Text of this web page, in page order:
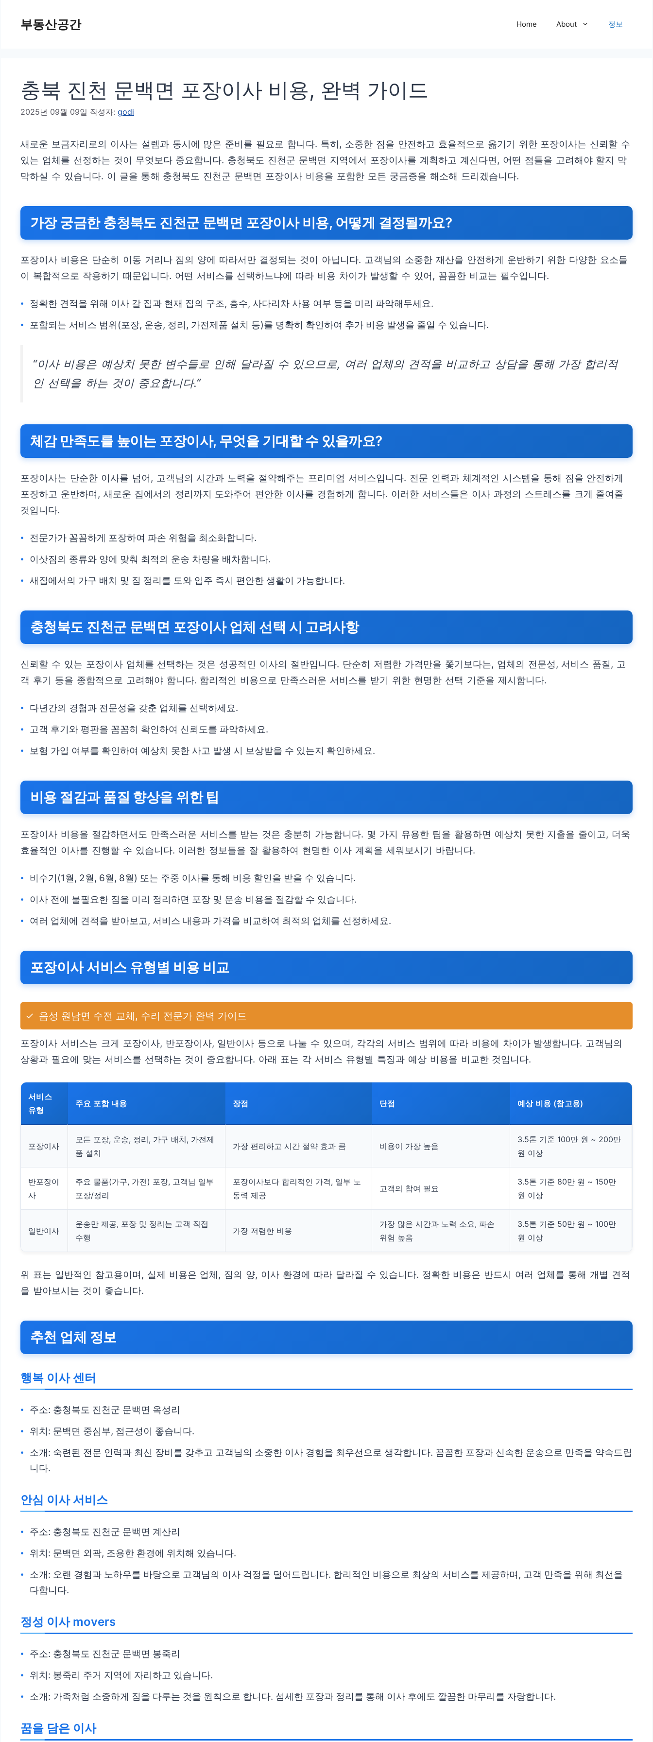
부동산공간 Home About 정보
충북 진천 문백면 포장이사 비용, 완벽 가이드
2025년 09월 09일 작성자: godi
새로운 보금자리로의 이사는 설렘과 동시에 많은 준비를 필요로 합니다. 특히, 소중한 짐을 안전하고 효율적으로 옮기기 위한 포장이사는 신뢰할 수
있는 업체를 선정하는 것이 무엇보다 중요합니다. 충청북도 진천군 문백면 지역에서 포장이사를 계획하고 계신다면, 어떤 점들을 고려해야 할지 막
막하실 수 있습니다. 이 글을 통해 충청북도 진천군 문백면 포장이사 비용을 포함한 모든 궁금증을 해소해 드리겠습니다.
가장 궁금한 충청북도 진천군 문백면 포장이사 비용, 어떻게 결정될까요?
포장이사 비용은 단순히 이동 거리나 짐의 양에 따라서만 결정되는 것이 아닙니다. 고객님의 소중한 재산을 안전하게 운반하기 위한 다양한 요소들
이 복합적으로 작용하기 때문입니다. 어떤 서비스를 선택하느냐에 따라 비용 차이가 발생할 수 있어, 꼼꼼한 비교는 필수입니다.
정확한 견적을 위해 이사 갈 집과 현재 집의 구조, 층수, 사다리차 사용 여부 등을 미리 파악해두세요.
포함되는 서비스 범위(포장, 운송, 정리, 가전제품 설치 등)를 명확히 확인하여 추가 비용 발생을 줄일 수 있습니다.
“이사 비용은 예상치 못한 변수들로 인해 달라질 수 있으므로, 여러 업체의 견적을 비교하고 상담을 통해 가장 합리적
인 선택을 하는 것이 중요합니다.”
체감 만족도를 높이는 포장이사, 무엇을 기대할 수 있을까요?
포장이사는 단순한 이사를 넘어, 고객님의 시간과 노력을 절약해주는 프리미엄 서비스입니다. 전문 인력과 체계적인 시스템을 통해 짐을 안전하게
포장하고 운반하며, 새로운 집에서의 정리까지 도와주어 편안한 이사를 경험하게 합니다. 이러한 서비스들은 이사 과정의 스트레스를 크게 줄여줄
것입니다.
전문가가 꼼꼼하게 포장하여 파손 위험을 최소화합니다.
이삿짐의 종류와 양에 맞춰 최적의 운송 차량을 배차합니다.
새집에서의 가구 배치 및 짐 정리를 도와 입주 즉시 편안한 생활이 가능합니다.
충청북도 진천군 문백면 포장이사 업체 선택 시 고려사항
신뢰할 수 있는 포장이사 업체를 선택하는 것은 성공적인 이사의 절반입니다. 단순히 저렴한 가격만을 쫓기보다는, 업체의 전문성, 서비스 품질, 고
객 후기 등을 종합적으로 고려해야 합니다. 합리적인 비용으로 만족스러운 서비스를 받기 위한 현명한 선택 기준을 제시합니다.
다년간의 경험과 전문성을 갖춘 업체를 선택하세요.
고객 후기와 평판을 꼼꼼히 확인하여 신뢰도를 파악하세요.
보험 가입 여부를 확인하여 예상치 못한 사고 발생 시 보상받을 수 있는지 확인하세요.
비용 절감과 품질 향상을 위한 팁
포장이사 비용을 절감하면서도 만족스러운 서비스를 받는 것은 충분히 가능합니다. 몇 가지 유용한 팁을 활용하면 예상치 못한 지출을 줄이고, 더욱
효율적인 이사를 진행할 수 있습니다. 이러한 정보들을 잘 활용하여 현명한 이사 계획을 세워보시기 바랍니다.
비수기(1월, 2월, 6월, 8월) 또는 주중 이사를 통해 비용 할인을 받을 수 있습니다.
이사 전에 불필요한 짐을 미리 정리하면 포장 및 운송 비용을 절감할 수 있습니다.
여러 업체에 견적을 받아보고, 서비스 내용과 가격을 비교하여 최적의 업체를 선정하세요.
포장이사 서비스 유형별 비용 비교
✓ 음성 원남면 수전 교체, 수리 전문가 완벽 가이드
포장이사 서비스는 크게 포장이사, 반포장이사, 일반이사 등으로 나눌 수 있으며, 각각의 서비스 범위에 따라 비용에 차이가 발생합니다. 고객님의
상황과 필요에 맞는 서비스를 선택하는 것이 중요합니다. 아래 표는 각 서비스 유형별 특징과 예상 비용을 비교한 것입니다.
서비스
유형
주요 포함 내용 장점 단점 예상 비용 (참고용)
포장이사
모든 포장, 운송, 정리, 가구 배치, 가전제
품 설치
가장 편리하고 시간 절약 효과 큼 비용이 가장 높음
3.5톤 기준 100만 원 ~ 200만
원 이상
반포장이
사
주요 물품(가구, 가전) 포장, 고객님 일부
포장/정리
포장이사보다 합리적인 가격, 일부 노
동력 제공
고객의 참여 필요
3.5톤 기준 80만 원 ~ 150만
원 이상
일반이사
운송만 제공, 포장 및 정리는 고객 직접
수행
가장 저렴한 비용
가장 많은 시간과 노력 소요, 파손
위험 높음
3.5톤 기준 50만 원 ~ 100만
원 이상
위 표는 일반적인 참고용이며, 실제 비용은 업체, 짐의 양, 이사 환경에 따라 달라질 수 있습니다. 정확한 비용은 반드시 여러 업체를 통해 개별 견적
을 받아보시는 것이 좋습니다.
추천 업체 정보
행복 이사 센터
주소: 충청북도 진천군 문백면 옥성리
위치: 문백면 중심부, 접근성이 좋습니다.
소개: 숙련된 전문 인력과 최신 장비를 갖추고 고객님의 소중한 이사 경험을 최우선으로 생각합니다. 꼼꼼한 포장과 신속한 운송으로 만족을 약속드립
니다.
안심 이사 서비스
주소: 충청북도 진천군 문백면 계산리
위치: 문백면 외곽, 조용한 환경에 위치해 있습니다.
소개: 오랜 경험과 노하우를 바탕으로 고객님의 이사 걱정을 덜어드립니다. 합리적인 비용으로 최상의 서비스를 제공하며, 고객 만족을 위해 최선을
다합니다.
정성 이사 movers
주소: 충청북도 진천군 문백면 봉죽리
위치: 봉죽리 주거 지역에 자리하고 있습니다.
소개: 가족처럼 소중하게 짐을 다루는 것을 원칙으로 합니다. 섬세한 포장과 정리를 통해 이사 후에도 깔끔한 마무리를 자랑합니다.
꿈을 담은 이사